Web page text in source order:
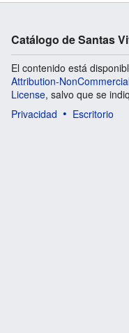
Catálogo de Santas
El contenido está
Attribution-
License, salvo que se
Privacidad
Escritorio